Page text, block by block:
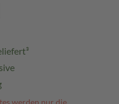
werden nur die